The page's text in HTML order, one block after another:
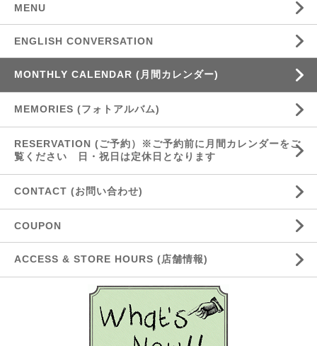
MENU
ENGLISH CONVERSATION
MONTHLY CALENDAR (月間カレンダー)
MEMORIES (フォトアルバム)
RESERVATION (ご予約）※ご予約前に月間カレンダーをご
覧ください 日・祝日は定休日となります
CONTACT (お問い合わせ)
COUPON
ACCESS & STORE HOURS (店舗情報)